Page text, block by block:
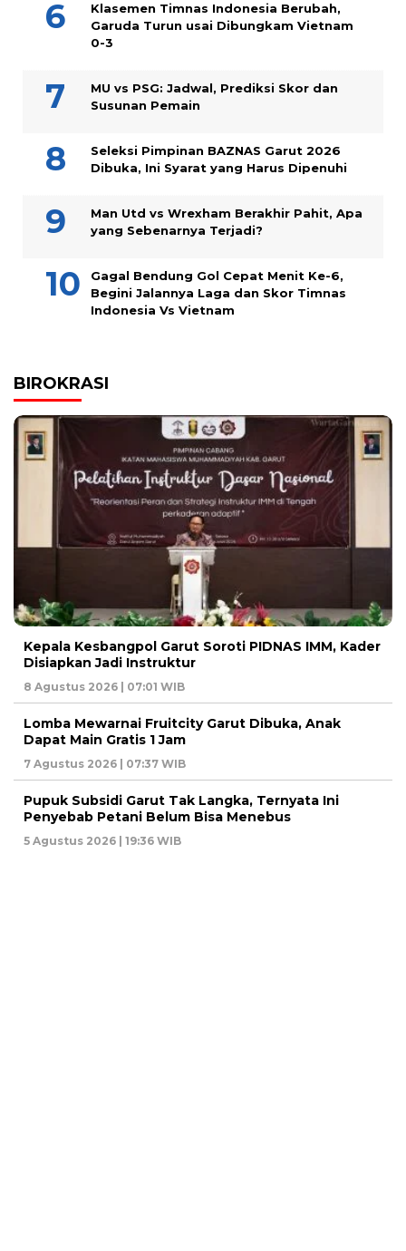
Klasemen Timnas Indonesia Berubah,
Garuda Turun usai Dibungkam Vietnam
0-3
MU vs PSG: Jadwal, Prediksi Skor dan
Susunan Pemain
Seleksi Pimpinan BAZNAS Garut 2026
Dibuka, Ini Syarat yang Harus Dipenuhi
Man Utd vs Wrexham Berakhir Pahit, Apa
yang Sebenarnya Terjadi?
Gagal Bendung Gol Cepat Menit Ke-6,
Begini Jalannya Laga dan Skor Timnas
Indonesia Vs Vietnam
BIROKRASI
Kepala Kesbangpol Garut Soroti PIDNAS IMM, Kader
Disiapkan Jadi Instruktur
8 Agustus 2026 | 07:01 WIB
Lomba Mewarnai Fruitcity Garut Dibuka, Anak
Dapat Main Gratis 1 Jam
7 Agustus 2026 | 07:37 WIB
Pupuk Subsidi Garut Tak Langka, Ternyata Ini
Penyebab Petani Belum Bisa Menebus
5 Agustus 2026 | 19:36 WIB